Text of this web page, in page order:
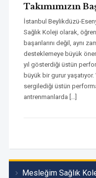
Mesleğim Sağlık
Takımımızın
İstanbul Beylikdüzü-
Sağlık Koleji olarak,
başarılarını değil, aynı
desteklemeye büyük
yıl gösterdiği üstün
büyük bir gurur
sergilediği üstün
antrenmanlarda […]